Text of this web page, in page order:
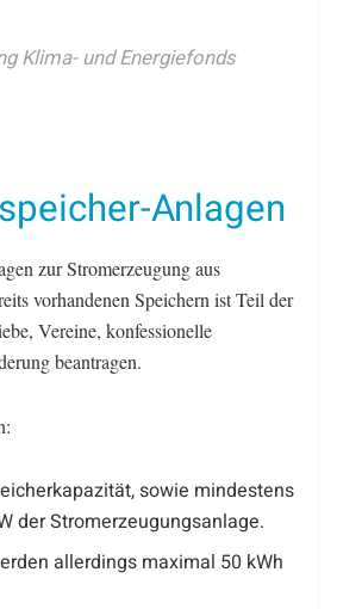
Klima- und Energiefonds
Anlagen
zur Stromerzeugung aus
vorhandenen Speichern ist Teil der
Vereine, konfessionelle
beantragen.
sowie mindestens
der Stromerzeugungsanlage.
allerdings maximal 50 kWh